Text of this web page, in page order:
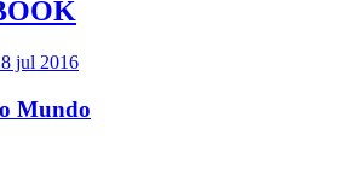
jul 2016
Mundo